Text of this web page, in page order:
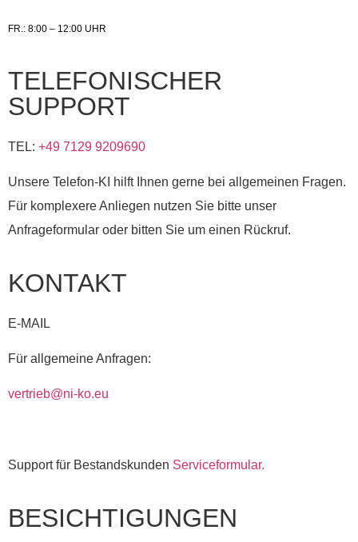
FR.: 8:00 – 12:00 UHR
TELEFONISCHER
SUPPORT
TEL: +49 7129 9209690
Unsere Telefon-KI hilft Ihnen gerne bei allgemeinen Fragen.
Für komplexere Anliegen nutzen Sie bitte unser
Anfrageformular oder bitten Sie um einen Rückruf.
KONTAKT
E-MAIL
Für allgemeine Anfragen:
vertrieb@ni-ko.eu
Support für Bestandskunden Serviceformular.
BESICHTIGUNGEN